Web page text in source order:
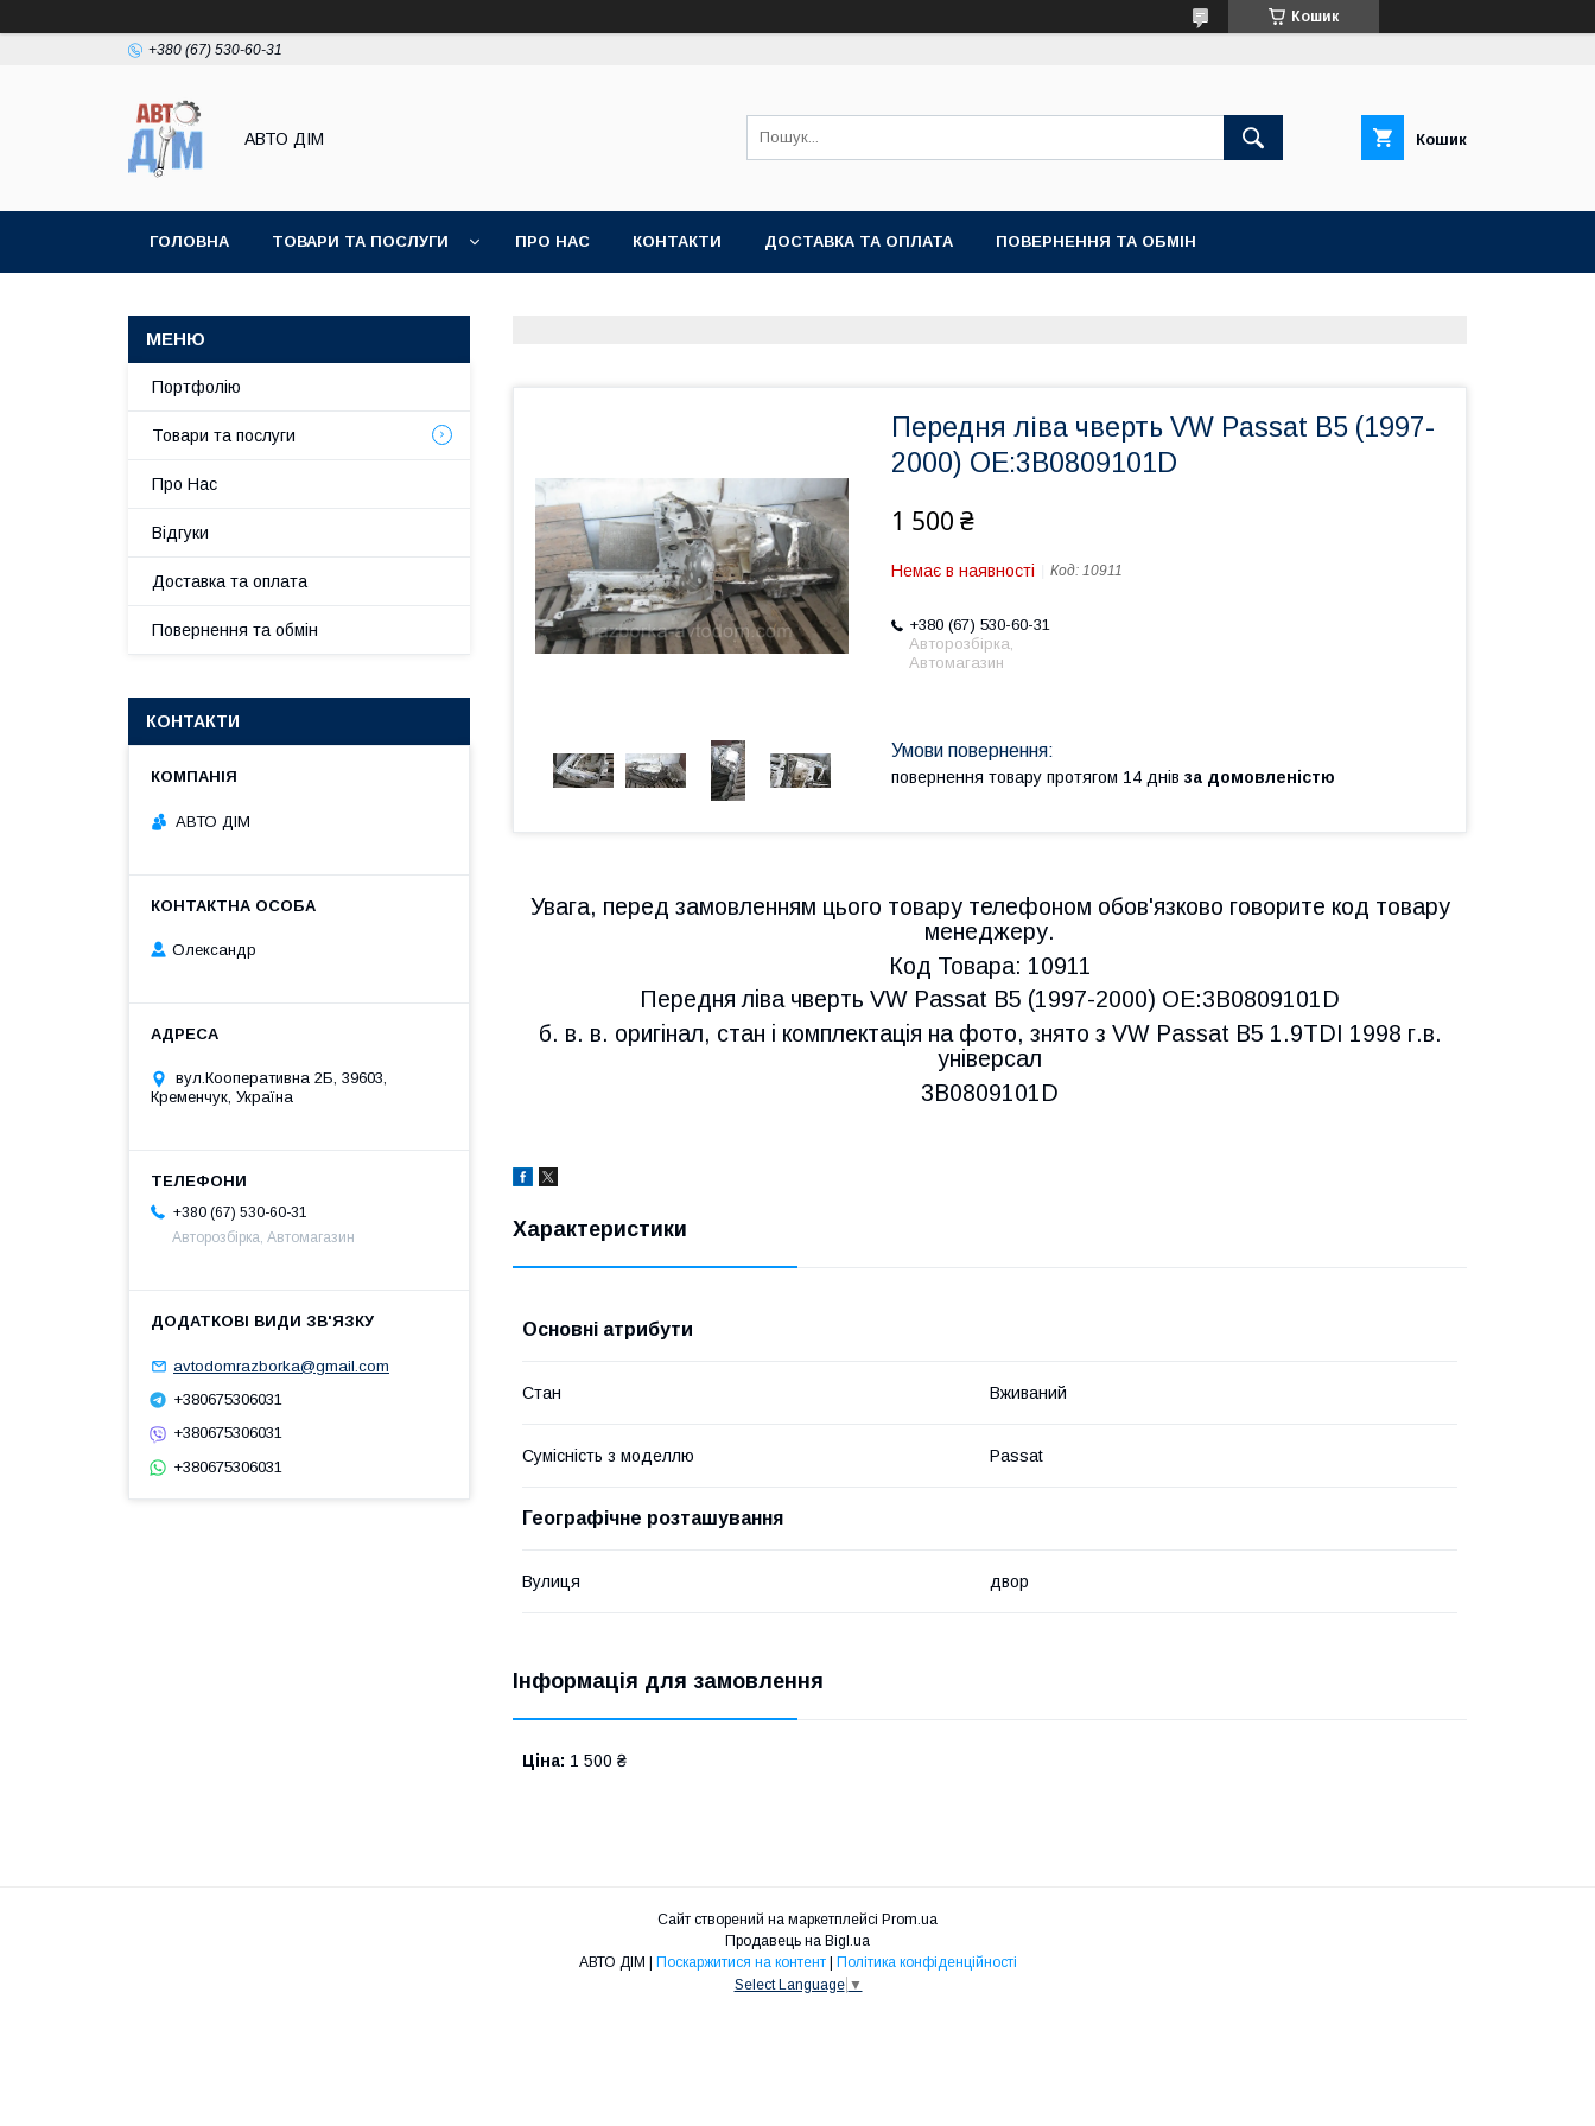
Кошик
+380 (67) 530-60-31
АВТО ДIМ Кошик
ГОЛОВНА ТОВАРИ ТА ПОСЛУГИ ПРО НАС КОНТАКТИ ДОСТАВКА ТА ОПЛАТА ПОВЕРНЕННЯ ТА ОБМІН
Передня ліва чверть VW Passat B5 (1997-
2000) OE:3B0809101D
1 500 ₴
Немає в наявності Код: 10911
+380 (67) 530-60-31
Авторозбірка,
Автомагазин
повернення товару протягом 14 днів за домовленістю
Увага, перед замовленням цього товару телефоном обов'язково говорите код товару
менеджеру.
Код Товара: 10911
Передня ліва чверть VW Passat B5 (1997-2000) OE:3B0809101D
б. в. в. оригінал, стан і комплектація на фото, знято з VW Passat B5 1.9TDI 1998 г.в.
універсал
3B0809101D
Характеристики
Основні атрибути
Стан Вживаний
Сумісність з моделлю Passat
Географічне розташування
Вулиця двор
Інформація для замовлення
Ціна: 1 500 ₴
Портфолію
Товари та послуги
Про Нас
Відгуки
Доставка та оплата
Повернення та обмін
КОНТАКТИ
АВТО ДІМ
Олександр
вул.Кооперативна 2Б, 39603,
Кременчук, Україна
+380 (67) 530-60-31
Авторозбірка, Автомагазин
avtodomrazborka@gmail.com
+380675306031
+380675306031
+380675306031
Сайт створений на маркетплейсі Prom.ua
Продавець на Bigl.ua
Поскаржитися на контент
Політика конфіденційності
Select Language ▼